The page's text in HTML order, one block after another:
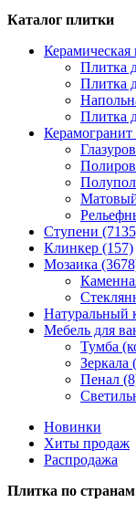
Каталог плитки
Керамическая
Плитка
Плитка
Плитка
Керамогранит
Ступени
Клинкер (157)
Мозаика
Натуральный
Мебель для
Тумба
Зеркала
Пенал
Новинки
Хиты продаж
Распродажа
Плитка по странам